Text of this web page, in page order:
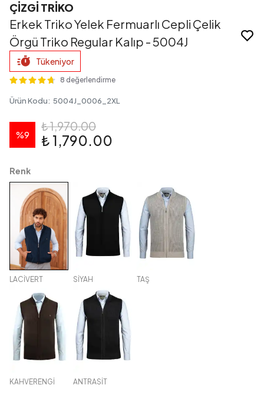
ÇİZGİ TRİKO
Erkek Triko Yelek Fermuarlı Cepli Çelik
Örgü Triko Regular Kalıp - 5004J
Tükeniyor
8 değerlendirme
Ürün Kodu: 5004J_0006_2XL
%9
₺ 1,970.00
₺ 1,790.00
Renk
LACİVERT SİYAH TAŞ
KAHVERENGİ ANTRASİT